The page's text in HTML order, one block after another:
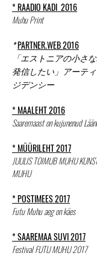
*RAADIO KADI 2016
Muhu Print
*PARTNER.WEB 2016
「エストニアの小さ
発信したい」アーテ
ジデンシー
* MAALEHT 2016
Saaremaast on kujunenud
* MÜÜRILEHT 2017
JUULIS TOIMUB MUHU
MUHU
* POSTIMEES 2017
Futu Muhu aeg on käes
* SAAREMAA SUVI 2017
Festival FUTU MUHU 2017